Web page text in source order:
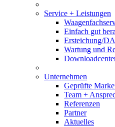
Service + Leistungen
Einfach gut
Ersteichung/
Wartung und
Unternehmen
Geprüfte
Team +
Referenzen
Partner
Aktuelles